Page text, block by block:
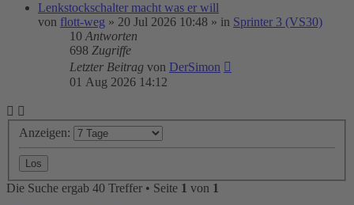
Lenkstockschalter macht was er will
von flott-weg » 20 Jul 2026 10:48 » in Sprinter 3 (VS30)
10 Antworten
698 Zugriffe
Letzter Beitrag von DerSimon
01 Aug 2026 14:12
Anzeigen:
Die Suche ergab 40 Treffer • Seite 1 von 1